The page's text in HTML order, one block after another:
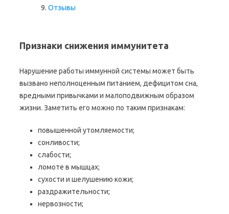
Отзывы
Признаки снижения иммунитета
Нарушение работы иммунной системы может быть
вызвано неполноценным питанием, дефицитом сна,
вредными привычками и малоподвижным образом
жизни. Заметить его можно по таким признакам:
повышенной утомляемости;
сонливости;
слабости;
ломоте в мышцах;
сухости и шелушению кожи;
раздражительности;
нервозности;